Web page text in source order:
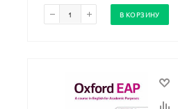
В КОРЗИНУ